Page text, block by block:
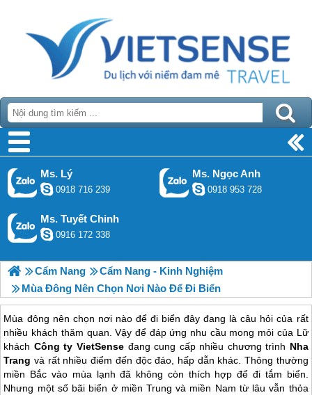
Ms. Lý
0918 716 239
Ms. Ngọc Anh
0918 953 728
Ms. Tuyết Chinh
0916 172 338
Cẩm Nang
Cẩm Nang - Kinh Nghiệm
Mùa Đông Nên Chọn Nơi Nào Để Đi Biển
Mùa đông nên chọn nơi nào để đi biển đây đang là câu hỏi của rất
nhiều khách thăm quan. Vậy để đáp ứng nhu cầu mong mỏi của Lữ
khách Công ty VietSense đang cung cấp nhiều chương trình Nha
Trang và rất nhiều điểm đến độc đáo, hấp dẫn khác. Thông thường
miền Bắc vào mùa lạnh đã không còn thích hợp để đi tắm biển.
Nhưng một số bãi biển ở miền Trung và miền Nam từ lâu vẫn thỏa